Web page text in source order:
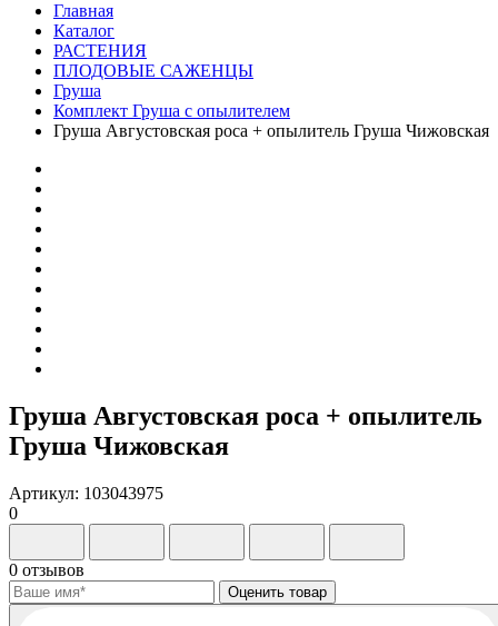
Главная
Каталог
РАСТЕНИЯ
ПЛОДОВЫЕ САЖЕНЦЫ
Груша
Комплект Груша с опылителем
Груша Августовская роса + опылитель Груша Чижовская
Груша Августовская роса + опылитель
Груша Чижовская
Артикул: 103043975
0
0 отзывов